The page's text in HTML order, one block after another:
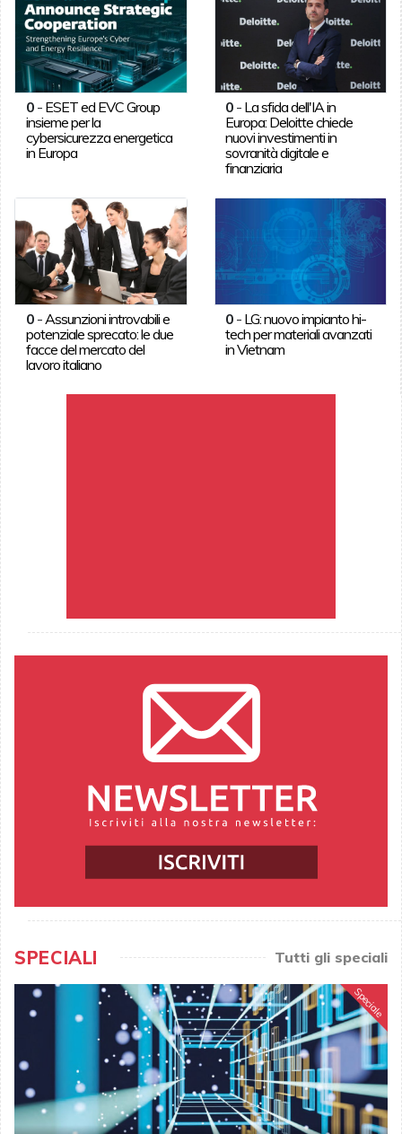
0- ESET ed EVC Group
insieme per la
cybersicurezza energetica
in Europa
0 - La sfida dell'IA in
Europa: Deloitte chiede
nuovi investimenti in
sovranità digitale e
finanziaria
0- Assunzioni introvabili e
potenziale sprecato: le due
facce del mercato del
lavoro italiano
0 - LG: nuovo impianto hi-
tech per materiali avanzati
in Vietnam
SPECIALI Tutti gli speciali
Speciale